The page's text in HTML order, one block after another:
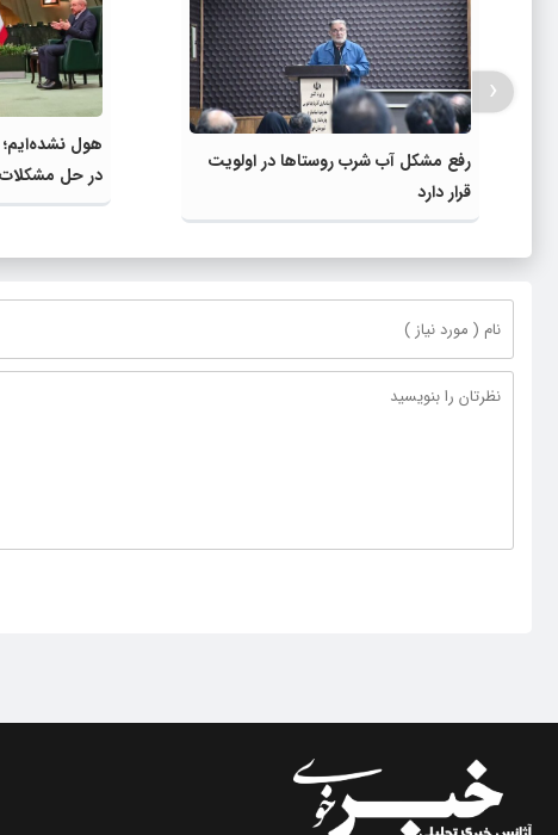
رفع مشکل آب شرب روستاها در اولویت
قرار دارد
هول
در حل مشکلات
دولتیم
‹